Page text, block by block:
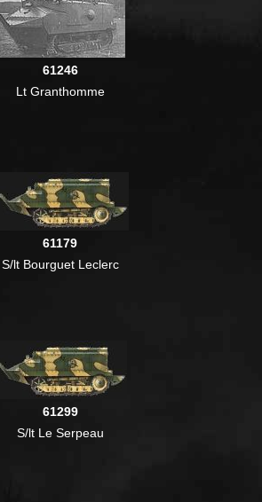
61246
Lt Granthomme
61179
S/lt Bourguet Leclerc
61299
S/lt Le Serpeau